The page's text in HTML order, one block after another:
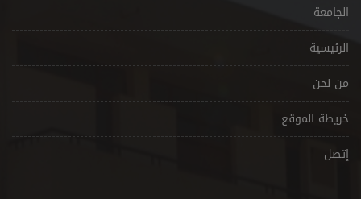
الجامعة
الرئيسية
من نحن
خريطة الموقع
إتصل